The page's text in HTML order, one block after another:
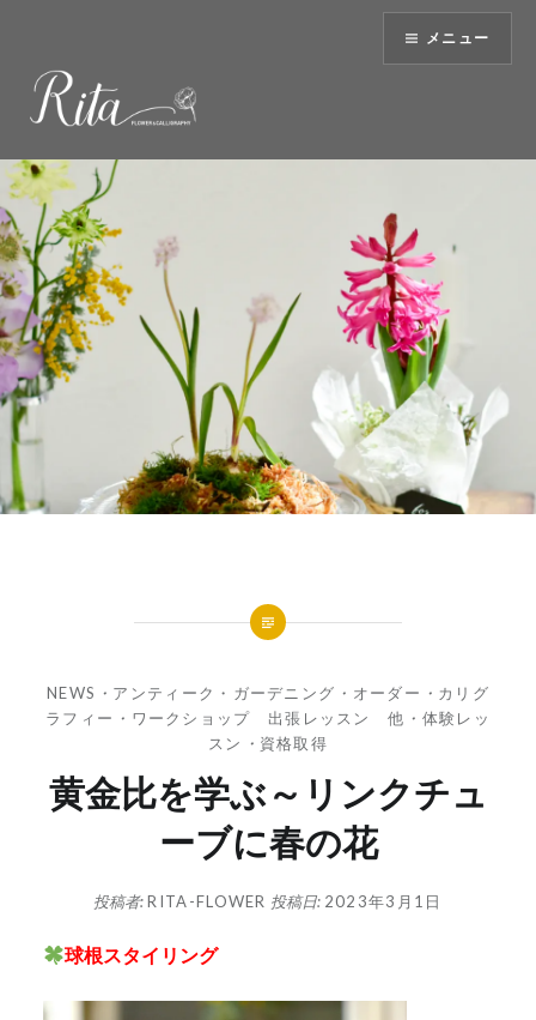
へ
ス
キ
ッ
プ
メニュー
NEWS ・ アンティーク・ガーデニング ・ オーダー ・ カリグ
ラフィー ・ ワークショップ 出張レッスン 他 ・ 体験レッ
スン ・ 資格取得
黄金比を学ぶ～リンクチュ
ーブに春の花
投稿者:RITA-FLOWER 投稿日: 2023年3月1日
球根スタイリング